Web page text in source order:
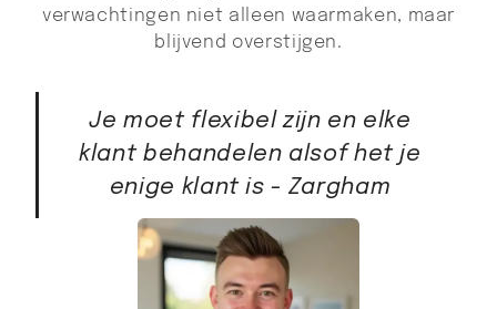
verwachtingen niet alleen waarmaken, maar
blijvend overstijgen.
Je moet flexibel zijn en elke
klant behandelen alsof het je
enige klant is - Zargham